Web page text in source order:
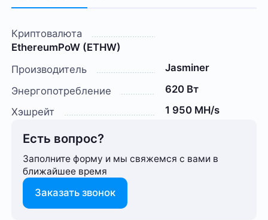
Криптовалюта
EthereumPoW (ETHW)
Производитель
Jasminer
Энергопотребление
620 Вт
Хэшрейт
1 950 MH/s
Есть вопрос?
Заполните форму и мы свяжемся с вами в
ближайшее время
Заказать звонок